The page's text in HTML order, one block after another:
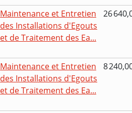
Maintenance et Entretien
des Installations d'Egouts
et de Traitement des Ea...
26
Maintenance et Entretien
des Installations d'Egouts
et de Traitement des Ea...
8